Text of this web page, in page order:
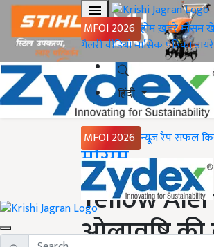
MFOI 2026 होमख़बरेंमौसम
गैलरीवीडियोमासिक पत्रिका
हिंदी
MFOI 2026 न्यूज़ रैपसफल
Home
मौसम
Yellow
ओलावृष्टि